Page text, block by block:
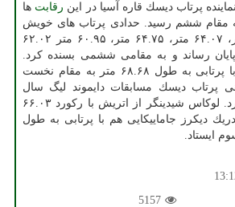
پرتاب دیسك قاره آسیا در این رقابت ها
۶۴.۷۵ متر به مقام ششم رسید. حدادی پرتاب های خویش
را با ركورد ۶۳.۵۰ متر، ۶۴.۰۷ متر، ۶۴.۷۵ متر، ۶۰.۹۵ متر ۶۲.۰۲
متر به پایان رساند و به مقامی ششمی بسنده كرد.
دانیل استال از سوئد با پرتابی به طول ۶۸.۶۸ متر به مقام نخست
پرتاب دیسك مسابقات دایموند لیگ سال
۲۰۱۹ را از آن خود كرد. لوكاس شیدینگر از اتریش با ركورد ۶۶.۰۳
دیكرز جاماییكایی هم با پرتابی به طول
5157